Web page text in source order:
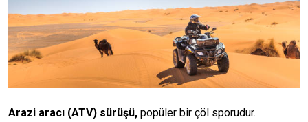
Arazi aracı (ATV) sürüşü, popüler bir çöl sporudur.